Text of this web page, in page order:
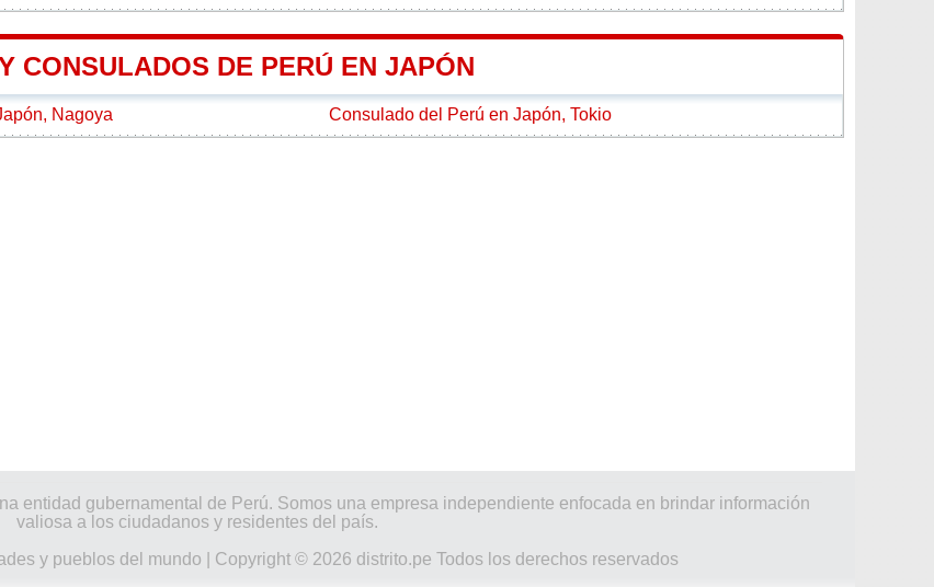
CONSULADOS DE PERÚ EN JAPÓN
Nagoya Consulado del Perú en Japón, Tokio
entidad gubernamental de Perú. Somos una empresa independiente enfocada en brindar información
valiosa a los ciudadanos y residentes del país.
y pueblos del mundo | Copyright © 2026 distrito.pe Todos los derechos reservados